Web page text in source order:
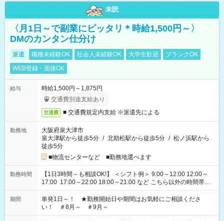
未読
〈月1日～で副業にピッタリ＊時給1,500円～〉
DMのカンタン仕分け
派遣 職種未経験OK 社会人未経験OK 大学生歓迎
ブランクOK
WEB登録・面接OK
給与
時給1,500円～1,875円
交通費別途支給あり
交通費 ■ 交通費規定内支給 ※派遣先による
勤務地
大阪府泉大津市
泉大津駅から徒歩5分 / 北助松駅から徒歩5分 / 松ノ浜駅から
徒歩5分
■物流センターなど ■勤務地選べます
勤務時間
【1日3時間～も相談OK!】 ＜シフト例＞ 9:00～12:00 12:00～
17:00 17:00～22:00 18:00～21:00 など こちら以外の時間帯も
お気軽にご相談ください！
期間
単発1日～！ ★勤務開始日や期間はお気軽にご相談くださ
い！ ＃8月～ ＃9月～